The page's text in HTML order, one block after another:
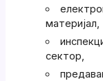
материјал,
сектор,